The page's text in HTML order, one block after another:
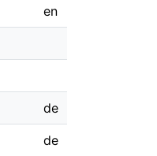
en
de
de